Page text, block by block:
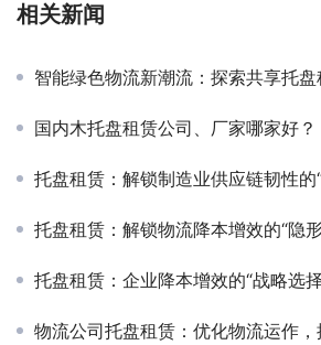
相关新闻
智能绿色物流新潮流：探索共享托
国内木托盘租赁公司、厂家哪家好？
托盘租赁：解锁制造业供应链韧性的
托盘租赁：解锁物流降本增效的“隐
托盘租赁：企业降本增效的“战略选
物流公司托盘租赁：优化物流运作